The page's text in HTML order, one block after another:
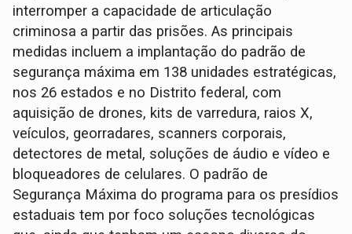
interromper a capacidade de articulação
criminosa a partir das prisões. As principais
medidas incluem a implantação do padrão de
segurança máxima em 138 unidades estratégicas,
nos 26 estados e no Distrito federal, com
aquisição de drones, kits de varredura, raios X,
veículos, georradares, scanners corporais,
detectores de metal, soluções de áudio e vídeo e
bloqueadores de celulares. O padrão de
Segurança Máxima do programa para os presídios
estaduais tem por foco soluções tecnológicas